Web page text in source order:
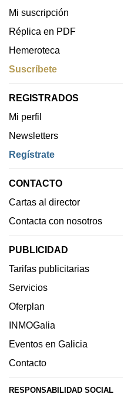
Mi suscripción
Réplica en PDF
Hemeroteca
Suscríbete
REGISTRADOS
Mi perfil
Newsletters
Regístrate
CONTACTO
Cartas al director
Contacta con nosotros
PUBLICIDAD
Tarifas publicitarias
Servicios
Oferplan
INMOGalia
Eventos en Galicia
Contacto
RESPONSABILIDAD SOCIAL